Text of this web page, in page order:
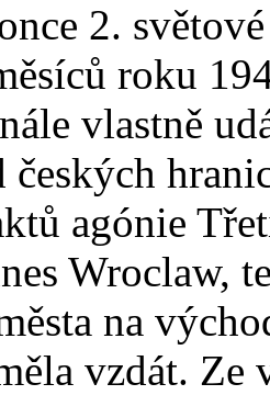
2.
roku
vlastně
českých
agónie
Wroclaw,
na
vzdát. Ze